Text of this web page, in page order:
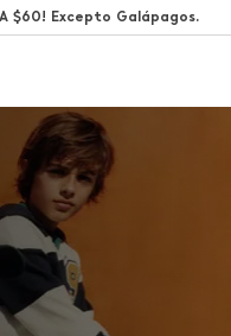
A $60! Excepto Galápagos.